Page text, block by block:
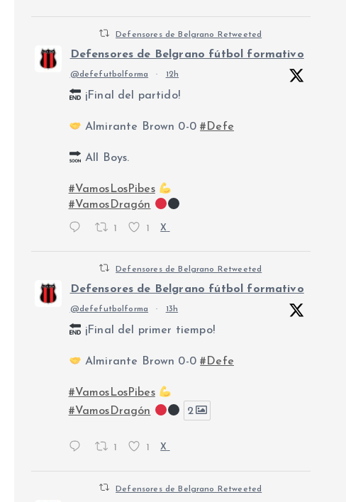
Defensores de Belgrano Retweeted
Defensores de Belgrano fútbol formativo
@defefutbolforma · 12h
¡Final del partido!
Almirante Brown 0-0#Defe
All Boys.
#VamosLosPibes
#VamosDragón
1 1 X
Defensores de Belgrano Retweeted
Defensores de Belgrano fútbol formativo
@defefutbolforma · 13h
¡Final del primer tiempo!
Almirante Brown 0-0#Defe
#VamosLosPibes
#VamosDragón
2
1 1 X
Defensores de Belgrano Retweeted